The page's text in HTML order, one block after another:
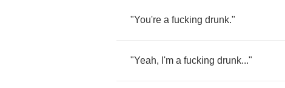
"You're a fucking drunk."
"Yeah, I'm a fucking drunk..."